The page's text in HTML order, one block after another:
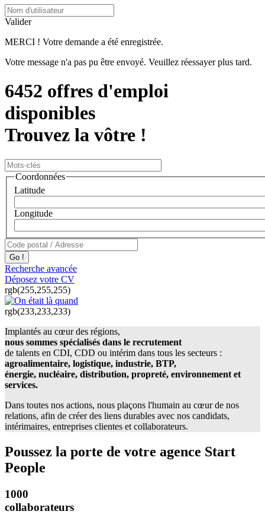
Valider
MERCI ! Votre demande a été enregistrée.
Votre message n'a pas pu être envoyé. Veuillez réessayer plus tard.
6452 offres d'emploi
disponibles
Trouvez la vôtre !
Coordonnées
Latitude
Longitude
Recherche avancée
Déposez votre CV
rgb(255,255,255)
rgb(233,233,233)
Implantés au cœur des régions,
nous sommes spécialisés dans le recrutement
de talents en CDI, CDD ou intérim dans tous les secteurs :
agroalimentaire, logistique, industrie, BTP,
énergie, nucléaire, distribution, propreté, environnement et
services.
Dans toutes nos actions, nous plaçons l'humain au cœur de nos
relations, afin de créer des liens durables avec nos candidats,
intérimaires, entreprises clientes et collaborateurs.
Poussez la porte de votre agence Start
People
1000
collaborateurs